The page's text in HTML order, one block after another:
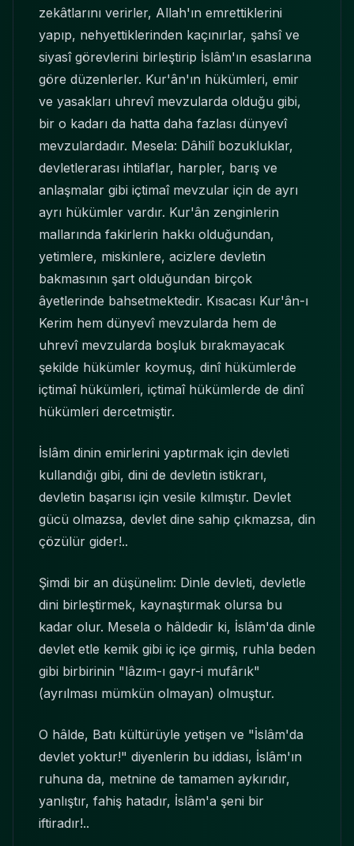
zekâtlarını verirler, Allah'ın emrettiklerini
yapıp, nehyettiklerinden kaçınırlar, şahsî ve
siyasî görevlerini birleştirip İslâm'ın esaslarına
göre düzenlerler. Kur'ân'ın hükümleri, emir
ve yasakları uhrevî mevzularda olduğu gibi,
bir o kadarı da hatta daha fazlası dünyevî
mevzulardadır. Mesela: Dâhilî bozukluklar,
devletlerarası ihtilaflar, harpler, barış ve
anlaşmalar gibi içtimaî mevzular için de ayrı
ayrı hükümler vardır. Kur'ân zenginlerin
mallarında fakirlerin hakkı olduğundan,
yetimlere, miskinlere, acizlere devletin
bakmasının şart olduğundan birçok
âyetlerinde bahsetmektedir. Kısacası Kur'ân-ı
Kerim hem dünyevî mevzularda hem de
uhrevî mevzularda boşluk bırakmayacak
şekilde hükümler koymuş, dinî hükümlerde
içtimaî hükümleri, içtimaî hükümlerde de dinî
hükümleri dercetmiştir.
İslâm dinin emirlerini yaptırmak için devleti
kullandığı gibi, dini de devletin istikrarı,
devletin başarısı için vesile kılmıştır. Devlet
gücü olmazsa, devlet dine sahip çıkmazsa, din
çözülür gider!..
Şimdi bir an düşünelim: Dinle devleti, devletle
dini birleştirmek, kaynaştırmak olursa bu
kadar olur. Mesela o hâldedir ki, İslâm'da dinle
devlet etle kemik gibi iç içe girmiş, ruhla beden
gibi birbirinin "lâzım-ı gayr-i mufârık"
(ayrılması mümkün olmayan) olmuştur.
O hâlde, Batı kültürüyle yetişen ve "İslâm'da
devlet yoktur!" diyenlerin bu iddiası, İslâm'ın
ruhuna da, metnine de tamamen aykırıdır,
yanlıştır, fahiş hatadır, İslâm'a şeni bir
iftiradır!..